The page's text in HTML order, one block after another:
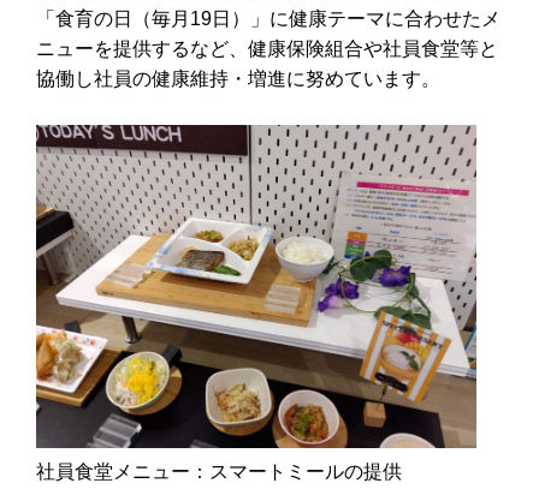
「食育の日（毎月19日）」に健康テーマに合わせたメ
ニューを提供するなど、健康保険組合や社員食堂等と
協働し社員の健康維持・増進に努めています。
社員食堂メニュー：スマートミールの提供